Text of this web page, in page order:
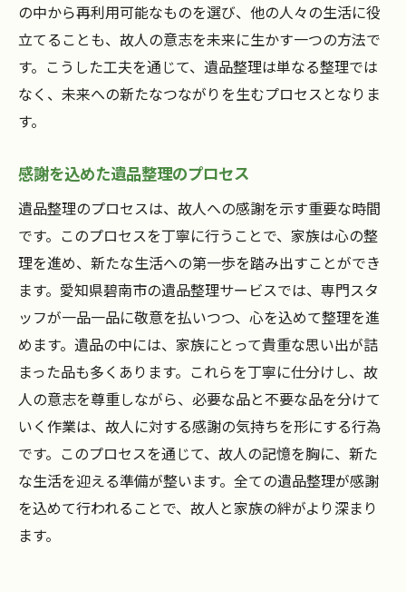
の中から再利用可能なものを選び、他の人々の生活に役
立てることも、故人の意志を未来に生かす一つの方法で
す。こうした工夫を通じて、遺品整理は単なる整理では
なく、未来への新たなつながりを生むプロセスとなりま
す。
感謝を込めた遺品整理のプロセス
遺品整理のプロセスは、故人への感謝を示す重要な時間
です。このプロセスを丁寧に行うことで、家族は心の整
理を進め、新たな生活への第一歩を踏み出すことができ
ます。愛知県碧南市の遺品整理サービスでは、専門スタ
ッフが一品一品に敬意を払いつつ、心を込めて整理を進
めます。遺品の中には、家族にとって貴重な思い出が詰
まった品も多くあります。これらを丁寧に仕分けし、故
人の意志を尊重しながら、必要な品と不要な品を分けて
いく作業は、故人に対する感謝の気持ちを形にする行為
です。このプロセスを通じて、故人の記憶を胸に、新た
な生活を迎える準備が整います。全ての遺品整理が感謝
を込めて行われることで、故人と家族の絆がより深まり
ます。